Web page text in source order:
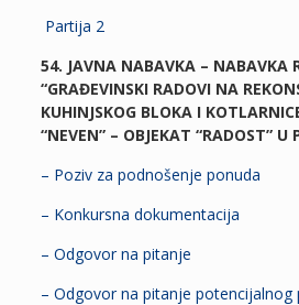
Partija 2
54. JAVNA NABAVKA – NABAVKA
“GRAĐEVINSKI RADOVI NA
KUHINJSKOG BLOKA I
“NEVEN” – OBJEKAT “RADOST” U
– Poziv za podnošenje ponuda
– Konkursna dokumentacija
– Odgovor na pitanje
– Odgovor na pitanje potencijalnog